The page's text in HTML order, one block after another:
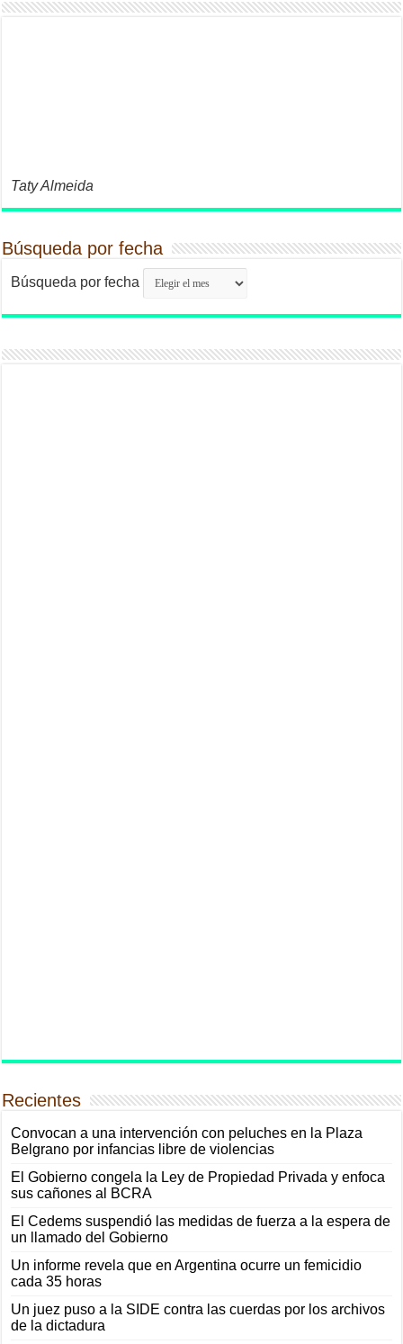
Taty Almeida
Búsqueda por fecha
Búsqueda por fecha
Recientes
Convocan a una intervención con peluches en la Plaza
Belgrano por infancias libre de violencias
El Gobierno congela la Ley de Propiedad Privada y enfoca
sus cañones al BCRA
El Cedems suspendió las medidas de fuerza a la espera de
un llamado del Gobierno
Un informe revela que en Argentina ocurre un femicidio
cada 35 horas
Un juez puso a la SIDE contra las cuerdas por los archivos
de la dictadura